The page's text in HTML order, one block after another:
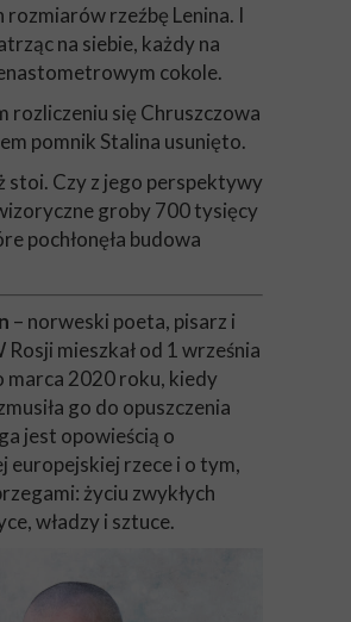
rozmiarów rzeźbę Lenina. I
na siebie, każdy na
cokole.
rozliczeniu się Chruszczowa
pomnik Stalina usunięto.
stoi. Czy z jego perspektywy
groby 700 tysięcy
pochłonęła budowa
– norweski poeta, pisarz i
Rosji mieszkał od 1 września
marca 2020 roku, kiedy
go do opuszczenia
jest opowieścią o
europejskiej rzece i o tym,
życiu zwykłych
władzy i sztuce.